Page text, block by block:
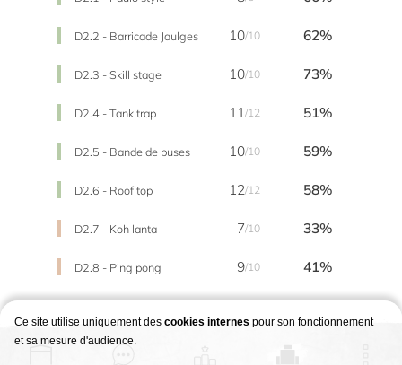
D2.2 - Barricade Jaulges 10/10 62%
D2.3 - Skill stage 10/10 73%
D2.4 - Tank trap 11/12 51%
D2.5 - Bande de buses 10/10 59%
D2.6 - Roof top 12/12 58%
D2.7 - Koh lanta 7/10 33%
D2.8 - Ping pong 9/10 41%
Ce site utilise uniquement des cookies internes pour son fonctionnement
et sa mesure d'audience.